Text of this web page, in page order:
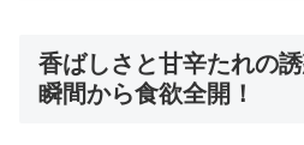
香ばしさと甘辛たれの
瞬間から食欲全開！